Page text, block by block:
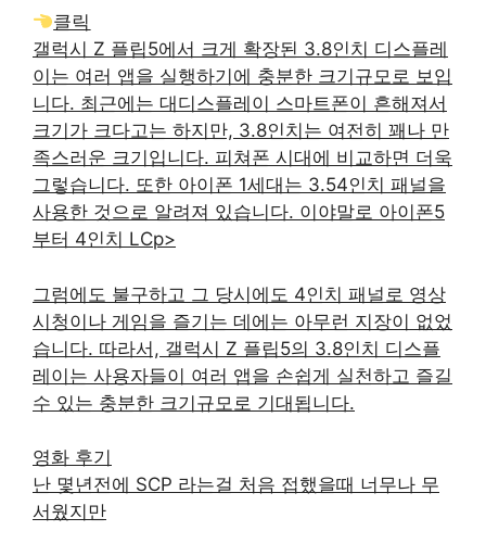
클릭
갤럭시 Z 플립5에서 크게 확장된 3.8인치 디스플레
이는 여러 앱을 실행하기에 충분한 크기규모로 보입
니다. 최근에는 대디스플레이 스마트폰이 흔해져서
크기가 크다고는 하지만, 3.8인치는 여전히 꽤나 만
족스러운 크기입니다. 피쳐폰 시대에 비교하면 더욱
그렇습니다. 또한 아이폰 1세대는 3.54인치 패널을
사용한 것으로 알려져 있습니다. 이야말로 아이폰5
부터 4인치 LCp>
그럼에도 불구하고 그 당시에도 4인치 패널로 영상
시청이나 게임을 즐기는 데에는 아무런 지장이 없었
습니다. 따라서, 갤럭시 Z 플립5의 3.8인치 디스플
레이는 사용자들이 여러 앱을 손쉽게 실천하고 즐길
수 있는 충분한 크기규모로 기대됩니다.
영화 후기
난 몇년전에 SCP 라는걸 처음 접했을때 너무나 무
서웠지만